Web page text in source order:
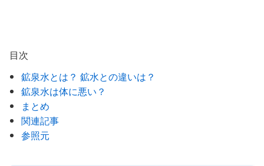
目次
鉱泉水とは？ 鉱水との違いは？
鉱泉水は体に悪い？
まとめ
関連記事
参照元